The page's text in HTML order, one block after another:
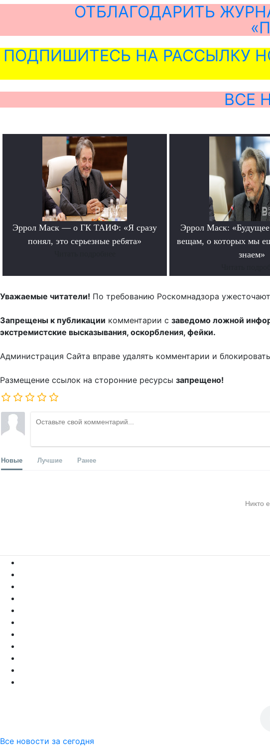
ОТБЛАГОДАРИТЬ
ПОДПИШИТЕСЬ НА РАССЫЛКУ
ВСЕ
Эррол Маск — о ГК ТАИФ: «Я сразу
понял, это серьезные ребята»
Эррол Маск:
вещам, о которых мы
знаем»
Уважаемые читатели! По требованию Роскомнадзора
Запрещены к публикации комментарии с заведомо ложной
экстремистские высказывания, оскорбления, фейки.
Администрация Сайта вправе удалять комментарии и
Размещение ссылок на сторонние ресурсы запрещено!
Новые Лучшие Ранее
Никто
Все новости за сегодня